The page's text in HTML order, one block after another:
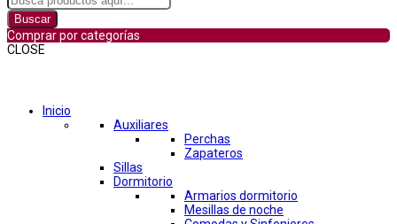
Buscar
Comprar por categorías
CLOSE
Inicio
Auxiliares
Perchas
Zapateros
Sillas
Dormitorio
Armarios dormitorio
Mesillas de noche